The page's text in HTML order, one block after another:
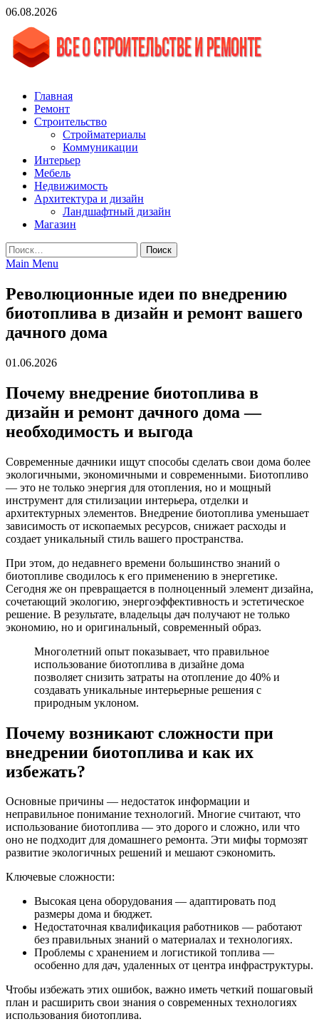
Skip
content
06.08.2026
vgasa.ru
Строительный журнал. Всё о строительстве и ремонтах
Главная
Ремонт
Строительство
Стройматериалы
Коммуникации
Интерьер
Мебель
Недвижимость
Архитектура и дизайн
Ландшафтный дизайн
Магазин
Найти:
Main Menu
Революционные идеи по внедрению
биотоплива в дизайн и ремонт вашего
дачного дома
01.06.2026
Почему внедрение биотоплива в
дизайн и ремонт дачного дома —
необходимость и выгода
Современные дачники ищут способы сделать свои дома более
экологичными, экономичными и современными. Биотопливо
— это не только энергия для отопления, но и мощный
инструмент для стилизации интерьера, отделки и
архитектурных элементов. Внедрение биотоплива уменьшает
зависимость от ископаемых ресурсов, снижает расходы и
создает уникальный стиль вашего пространства.
При этом, до недавнего времени большинство знаний о
биотопливе сводилось к его применению в энергетике.
Сегодня же он превращается в полноценный элемент дизайна,
сочетающий экологию, энергоэффективность и эстетическое
решение. В результате, владельцы дач получают не только
экономию, но и оригинальный, современный образ.
Многолетний опыт показывает, что правильное
использование биотоплива в дизайне дома
позволяет снизить затраты на отопление до 40% и
создавать уникальные интерьерные решения с
природным уклоном.
Почему возникают сложности при
внедрении биотоплива и как их
избежать?
Основные причины — недостаток информации и
неправильное понимание технологий. Многие считают, что
использование биотоплива — это дорого и сложно, или что
оно не подходит для домашнего ремонта. Эти мифы тормозят
развитие экологичных решений и мешают сэкономить.
Ключевые сложности:
Высокая цена оборудования — адаптировать под
размеры дома и бюджет.
Недостаточная квалификация работников — работают
без правильных знаний о материалах и технологиях.
Проблемы с хранением и логистикой топлива —
особенно для дач, удаленных от центра инфраструктуры.
Чтобы избежать этих ошибок, важно иметь четкий пошаговый
план и расширить свои знания о современных технологиях
использования биотоплива.